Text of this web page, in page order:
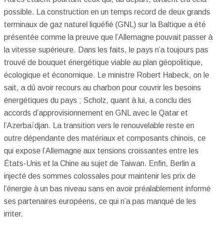
possible. La construction en un temps record de deux grands
terminaux de gaz naturel liquéfié (GNL) sur la Baltique a été
présentée comme la preuve que l’Allemagne pouvait passer à
la vitesse supérieure. Dans les faits, le pays n’a toujours pas
trouvé de bouquet énergétique viable au plan géopolitique,
écologique et économique. Le ministre Robert Habeck, on le
sait, a dû avoir recours au charbon pour couvrir les besoins
énergétiques du pays ; Scholz, quant à lui, a conclu des
accords d’approvisionnement en GNL avec le Qatar et
l’Azerbaïdjan. La transition vers le renouvelable reste en
outre dépendante des matériaux et composants chinois, ce
qui expose l’Allemagne aux tensions croissantes entre les
États-Unis et la Chine au sujet de Taiwan. Enfin, Berlin a
injecté des sommes colossales pour maintenir les prix de
l’énergie à un bas niveau sans en avoir préalablement informé
ses partenaires européens, ce qui n’a pas manqué de les
irriter.